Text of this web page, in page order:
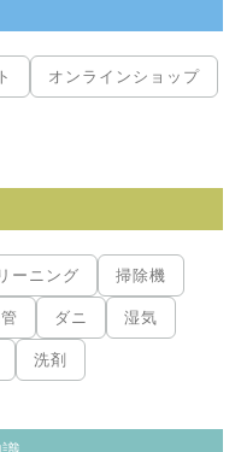
オンラインショップ
ーニング 掃除機
ダニ 湿気
洗剤